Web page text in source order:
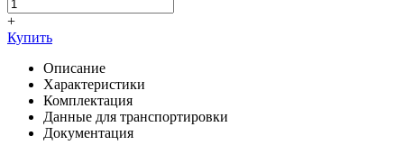
+
Купить
Описание
Характеристики
Комплектация
Данные для транспортировки
Документация